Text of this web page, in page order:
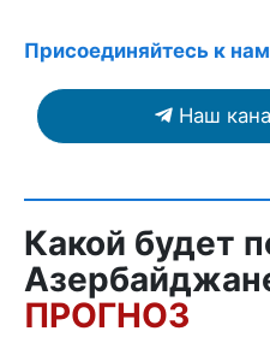
Присоединяйтесь к
Наш
Какой будет
ПРОГНОЗ